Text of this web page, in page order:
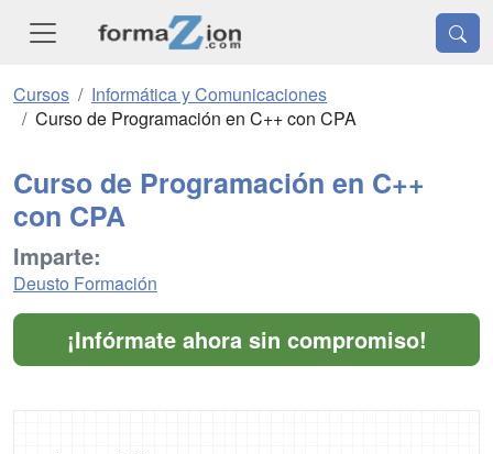
Cursos
Informática y Comunicaciones
Curso de Programación en C++ con CPA
Curso de Programación en C++
con CPA
Imparte:
Deusto Formación
¡Infórmate ahora sin compromiso!